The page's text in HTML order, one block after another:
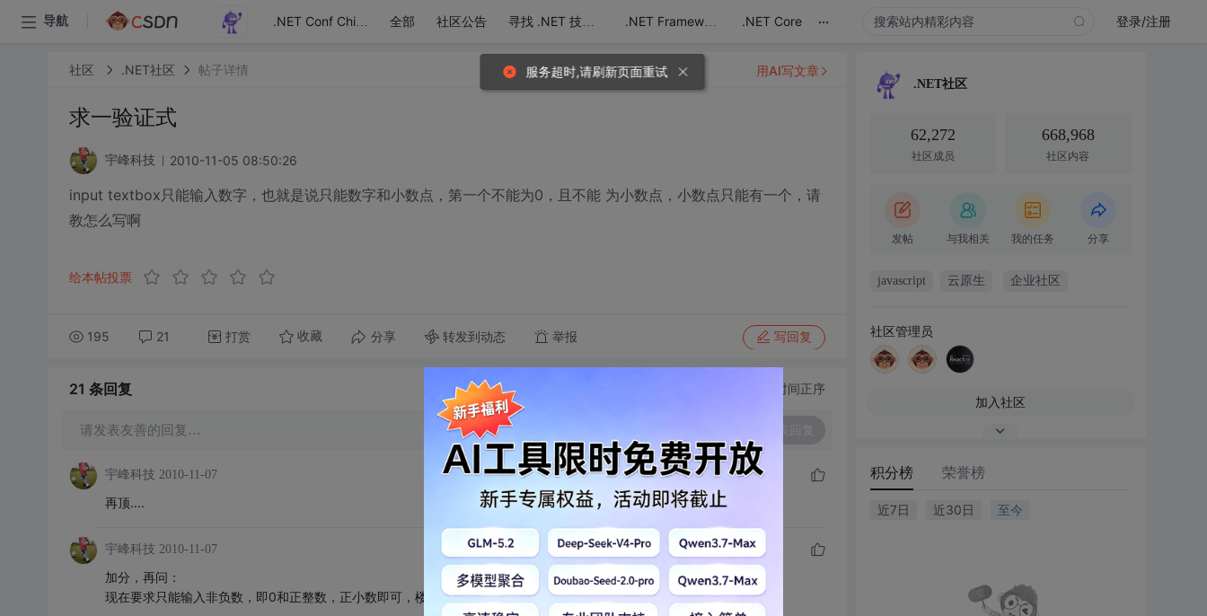
导航 .NET Conf China 全部 社区公告 寻找 .NET 技术达人 .NET Framework .NET Core ... 登录/注册
社区 .NET社区 帖子详情
求一验证式
宇峰科技 2010-11-05 08:50:26
input textbox只能输入数字，也就是说只能数字和小数点，第一个不能为0，且不能 为小数点，小数点只能有一个，请
教怎么写啊
给本帖投票
195 21 打赏 收藏 分享 转发到动态 举报 写回复
用AI写文章
21 条回复 切换为时间正序
请发表友善的回复…
宇峰科技 2010-11-07
再顶....
宇峰科技 2010-11-07
加分，再问：
现在要求只能输入非负数，即0和正整数，正小数即可，楼上几位写的表达式不对啊，我验证了，有的连数字也输入不了啊
.NET社区
62,272
社区成员
668,968
社区内容
发帖 与我相关 我的任务 分享
javascript 云原生 企业社区
社区管理员
加入社区
积分榜 荣誉榜
近7日 近30日 至今
服务超时,请刷新页面重试